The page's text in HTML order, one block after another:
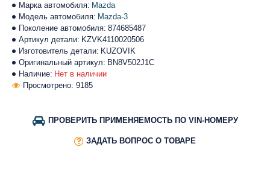
Наличие: Нет в наличии
Марка автомобиля: Mazda
Модель автомобиля: Mazda-3
Поколение автомобиля: 874685487
Артикул детали: KZVK4110020506
Изготовитель детали: KUZOVIK
Оригинальный артикул: BN8V502J1C
Просмотрено: 9185
ПРОВЕРИТЬ ПРИМЕНЯЕМОСТЬ ПО VIN-НОМЕРУ
ЗАДАТЬ ВОПРОС О ТОВАРЕ